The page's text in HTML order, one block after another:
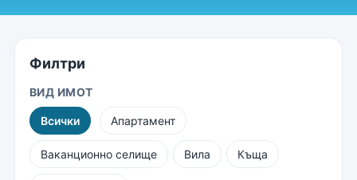
Филтри
ВИД ИМОТ
Всички Апартамент
Ваканционно селище Вила Къща